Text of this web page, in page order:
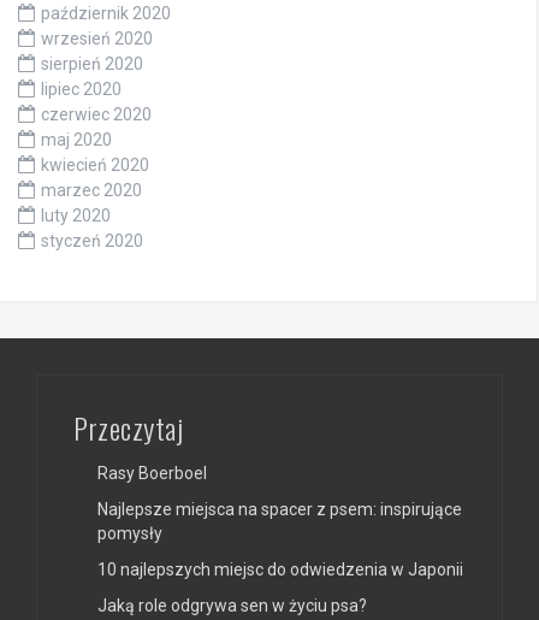
październik 2020
wrzesień 2020
sierpień 2020
lipiec 2020
czerwiec 2020
maj 2020
kwiecień 2020
marzec 2020
luty 2020
styczeń 2020
Przeczytaj
Rasy Boerboel
Najlepsze miejsca na spacer z psem: inspirujące
pomysły
10 najlepszych miejsc do odwiedzenia w Japonii
Jaką role odgrywa sen w życiu psa?